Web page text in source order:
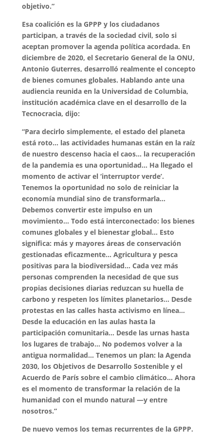
objetivo.”
Esa coalición es la GPPP y los ciudadanos
participan, a través de la sociedad civil, solo si
aceptan promover la agenda política acordada. En
diciembre de 2020, el Secretario General de la ONU,
Antonio Guterres, desarrolló realmente el concepto
de bienes comunes globales. Hablando ante una
audiencia reunida en la Universidad de Columbia,
institución académica clave en el desarrollo de la
Tecnocracia, dijo:
“Para decirlo simplemente, el estado del planeta
está roto… las actividades humanas están en la raíz
de nuestro descenso hacia el caos… la recuperación
de la pandemia es una oportunidad… Ha llegado el
momento de activar el ‘interruptor verde’.
Tenemos la oportunidad no solo de reiniciar la
economía mundial sino de transformarla…
Debemos convertir este impulso en un
movimiento… Todo está interconectado: los bienes
comunes globales y el bienestar global… Esto
significa: más y mayores áreas de conservación
gestionadas eficazmente… Agricultura y pesca
positivas para la biodiversidad… Cada vez más
personas comprenden la necesidad de que sus
propias decisiones diarias reduzcan su huella de
carbono y respeten los límites planetarios… Desde
protestas en las calles hasta activismo en línea…
Desde la educación en las aulas hasta la
participación comunitaria… Desde las urnas hasta
los lugares de trabajo… No podemos volver a la
antigua normalidad… Tenemos un plan: la Agenda
2030, los Objetivos de Desarrollo Sostenible y el
Acuerdo de París sobre el cambio climático… Ahora
es el momento de transformar la relación de la
humanidad con el mundo natural —y entre
nosotros.”
De nuevo vemos los temas recurrentes de la GPPP.